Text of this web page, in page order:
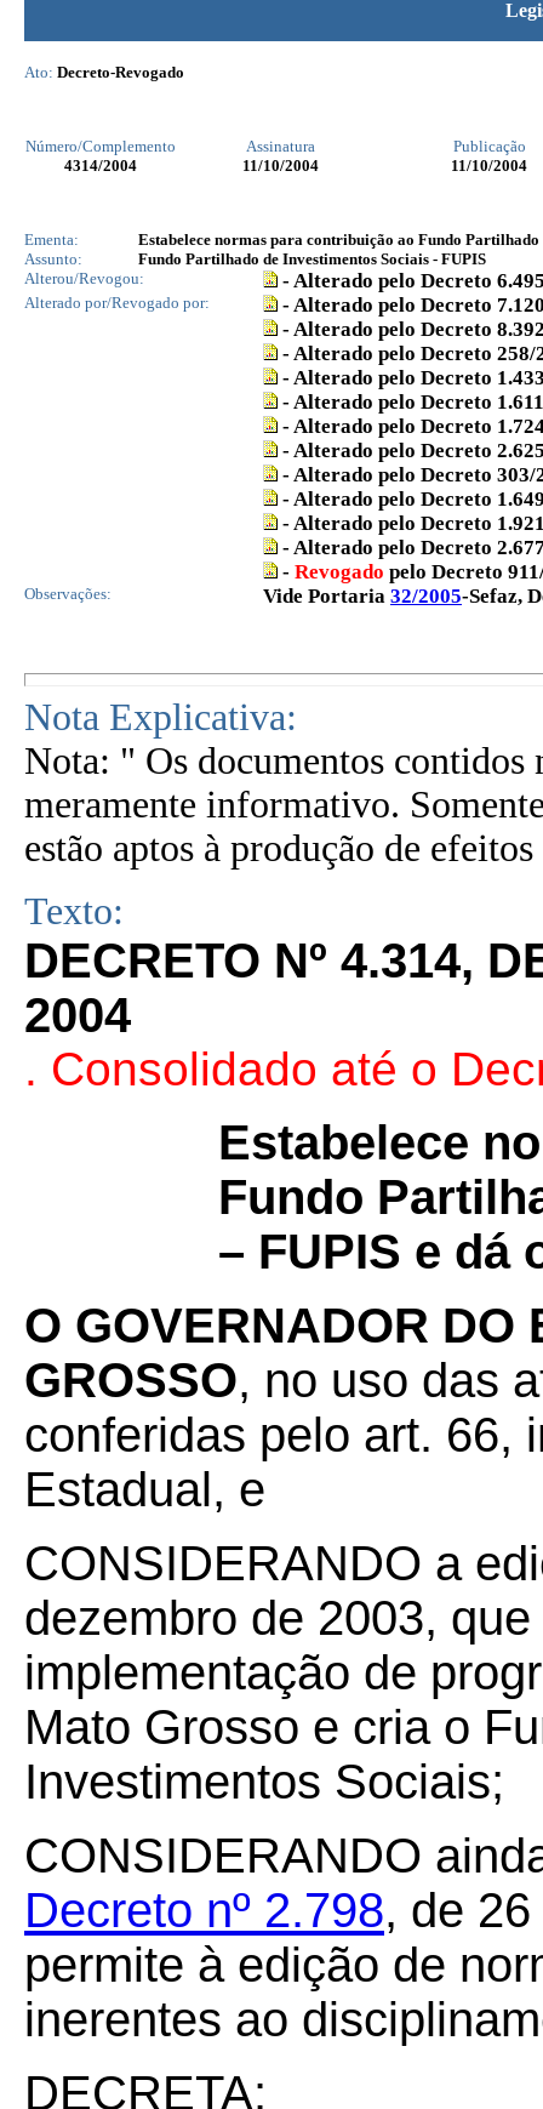
Ato: Decreto-Revogado
Número/Complemento Assinatura
Publicação
4314/2004 11/10/2004 11/10/2004
Ementa:
Estabelece normas para contribuição ao Fundo
Assunto:
Fundo Partilhado de Investimentos Sociais - FUPIS
Alterou/Revogou:
- Alterado pelo Decreto
Alterado por/Revogado por:
- Alterado pelo Decreto
- Alterado pelo Decreto
- Alterado pelo Decreto 258/
- Alterado pelo Decreto
- Alterado pelo Decreto
- Alterado pelo Decreto
- Alterado pelo Decreto
- Alterado pelo Decreto 303/
- Alterado pelo Decreto
- Alterado pelo Decreto
- Alterado pelo Decreto
- Revogado pelo Decreto
Observações: Vide Portaria 32/2005-Sefaz,
Nota Explicativa:
Nota: " Os documentos contidos
meramente informativo.
estão aptos à produção de
Texto:
DECRETO Nº 4.314,
2004
. Consolidado até o
Estabelece
Fundo
– FUPIS e dá
O GOVERNADOR DO
GROSSO, no uso das
conferidas pelo art. 66,
Estadual, e
CONSIDERANDO a
dezembro de 2003,
implementação de
Mato Grosso e cria o
Investimentos Sociais;
CONSIDERANDO
Decreto nº 2.798, de
permite à edição de
inerentes ao
DECRETA: